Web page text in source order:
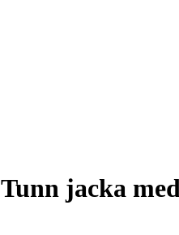
Tunn jacka